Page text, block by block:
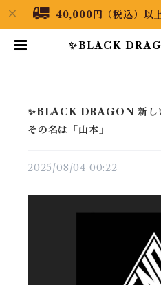
40,000円（税込）以
✨BLACK
✨BLACK DRAGON 新しい
その名は「山本」
2025/08/04 00:22